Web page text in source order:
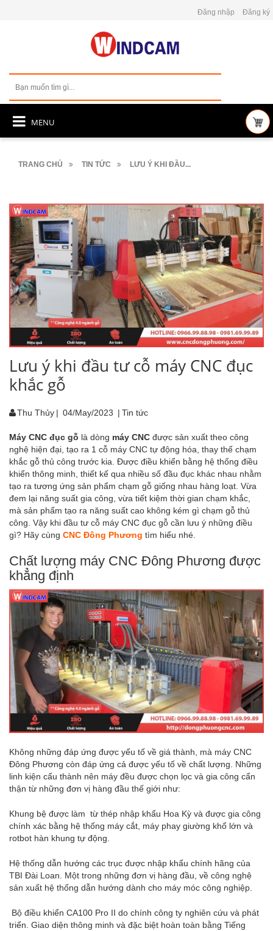
Đăng nhập Đăng ký
MENU
TRANG CHỦ TIN TỨC LƯU Ý KHI ĐẦU...
Lưu ý khi đầu tư cỗ máy CNC đục
khắc gỗ
Thu Thủy | 04/May/2023 | Tin tức
Máy CNC đục gỗ là dòng máy CNC được sản xuất theo công
nghệ hiện đại, tạo ra 1 cỗ máy CNC tự động hóa, thay thế chạm
khắc gỗ thủ công trước kia. Được điều khiển bằng hệ thống điều
khiển thông minh, thiết kế qua nhiều số đầu đục khác nhau nhằm
tạo ra tương ứng sản phẩm chạm gỗ giống nhau hàng loạt. Vừa
đem lại năng suất gia công, vừa tiết kiệm thời gian chạm khắc,
mà sản phẩm tạo ra năng suất cao không kém gì chạm gỗ thủ
công. Vậy khi đầu tư cỗ máy CNC đục gỗ cần lưu ý những điều
gì? Hãy cùng CNC Đông Phương tìm hiểu nhé.
Chất lượng máy CNC Đông Phương được
khẳng định
Không những đáp ứng được yếu tố về giá thành, mà máy CNC
Đông Phương còn đáp ứng cả được yếu tố về chất lượng. Những
linh kiện cấu thành nên máy đều được chọn lọc và gia công cẩn
thận từ những đơn vị hàng đầu thế giới như:
Khung bệ được làm từ thép nhập khẩu Hoa Kỳ và được gia công
chính xác bằng hệ thống máy cắt, máy phay giường khổ lớn và
rotbot hàn khung tự động.
Hệ thống dẫn hướng các trục được nhập khẩu chính hãng của
TBI Đài Loan. Một trong những đơn vị hàng đầu, về công nghệ
sản xuất hệ thống dẫn hướng dành cho máy móc công nghiệp.
Bộ điều khiển CA100 Pro II do chính công ty nghiên cứu và phát
triển. Giao diện thông minh và đặc biệt hoàn toàn bằng Tiếng